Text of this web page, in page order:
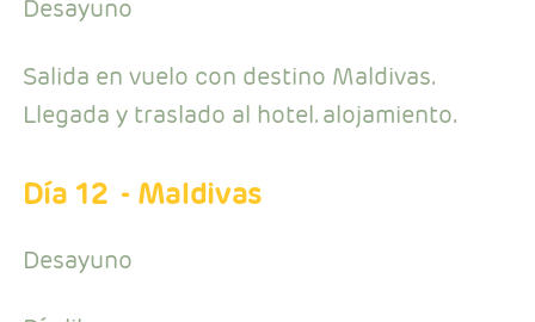
Desayuno
Salida en vuelo con destino Maldivas.
Llegada y traslado al hotel. alojamiento.
Día 12 - Maldivas
Desayuno